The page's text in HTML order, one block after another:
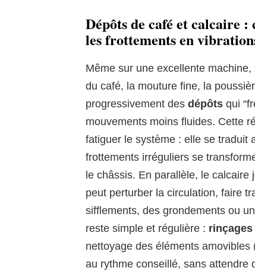
Dépôts de café et calcaire
les frottements en
Même sur une excellente
du café, la mouture fine, la
progressivement des dépôts qui
mouvements moins fluides. Cette
fatiguer le système : elle se traduit
frottements irréguliers se
le châssis. En parallèle, le calcaire
peut perturber la circulation, faire
sifflements, des grondements ou
reste simple et régulière :
nettoyage des éléments
au rythme conseillé, sans attendre